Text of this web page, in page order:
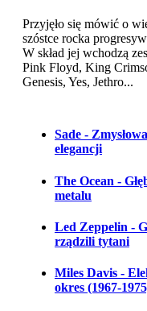
Przyjęło się mówić o
szóstce rocka
W skład jej wchodzą
Pink Floyd, King
Genesis, Yes, Jethro...
Sade -
elegancji
The Ocean -
metalu
Led Zeppelin -
rządzili tytani
Miles Davis -
okres (1967-